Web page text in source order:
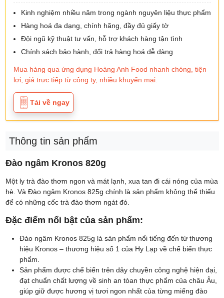
Kinh nghiệm nhiều năm trong ngành nguyên liệu thực phẩm
Hàng hoá đa dạng, chính hãng, đầy đủ giấy tờ
Đội ngũ kỹ thuật tư vấn, hỗ trợ khách hàng tận tình
Chính sách bảo hành, đổi trả hàng hoá dễ dàng
Mua hàng qua ứng dụng Hoàng Anh Food nhanh chóng, tiện
lợi, giá trực tiếp từ công ty, nhiều khuyến mại.
Tải về ngay
Thông tin sản phẩm
Đào ngâm Kronos 820g
Một ly trà đào thơm ngon và mát lạnh, xua tan đi cái nóng của mùa
hè. Và Đào ngâm Kronos 825g chính là sản phẩm không thể thiếu
để có những cốc trà đào thơm ngát đó.
Đặc điểm nổi bật của sản phẩm:
Đào ngâm Kronos 825g là sản phẩm nổi tiếng đến từ thương
hiệu Kronos – thương hiệu số 1 của Hy Lạp về chế biến thực
phẩm.
Sản phẩm được chế biến trên dây chuyền công nghệ hiện đại,
đạt chuẩn chất lượng về sinh an tòan thực phẩm của châu Âu,
giúp giữ được hương vị tươi ngon nhất của từng miếng đào